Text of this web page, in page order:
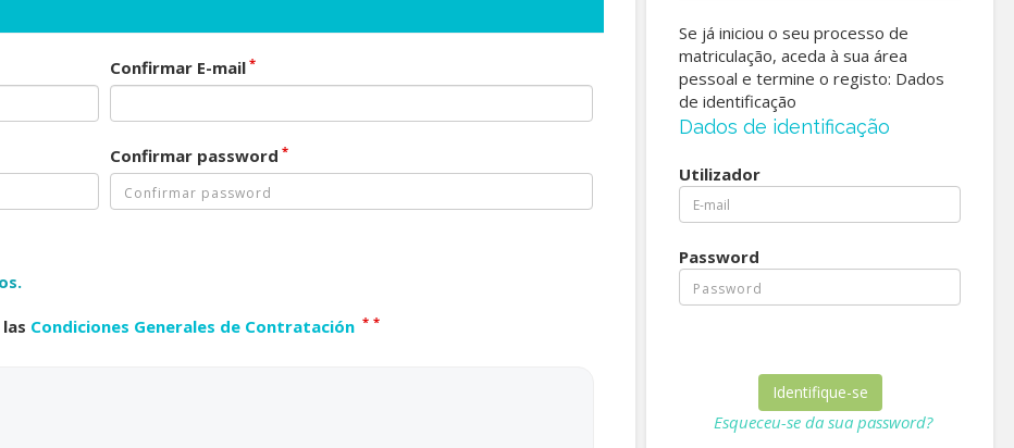
Confirmar E-mail*
Confirmar password *
Condiciones Generales de Contratación * *
Se já iniciou o seu processo de
matriculação, aceda à sua área
pessoal e termine o registo: Dados
de identificação
Dados de identificação
Utilizador
Password
Esqueceu-se da sua password?